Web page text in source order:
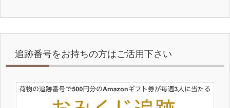
追跡番号をお持ちの方はご活用下さい